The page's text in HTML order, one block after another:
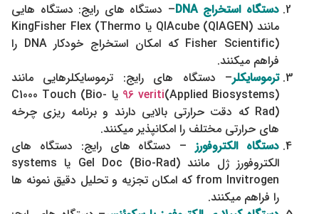
دستگاه استخراج DNA
– دستگاه های رایج: دستگاه هایی
مانند QIAcube (QIAGEN) یا KingFisher Flex (Thermo
Fisher Scientific) که امکان استخراج خودکار DNA را
فراهم میکنند.
ترموسایکلر– دستگاه های رایج: ترموسایکلرهایی مانند
(Applied Biosystems)
96 veriti
یا C1000 Touch (Bio-
Rad) که دقت حرارتی بالایی دارند و برنامه ریزی چرخه
های حرارتی مختلف را امکانپذیر میکنند.
دستگاه الکتروفورز – دستگاه های رایج: دستگاه های
الکتروفورز ژل مانند Gel Doc (Bio-Rad) یا systems
from Invitrogen که امکان تجزیه و تحلیل دقیق نمونه ها
را فراهم میکنند.